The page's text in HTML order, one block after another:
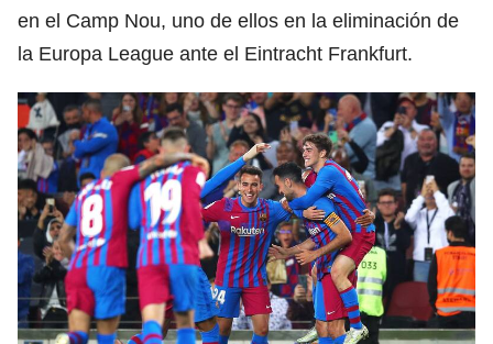
en el Camp Nou, uno de ellos en la eliminación de
la Europa League ante el Eintracht Frankfurt.